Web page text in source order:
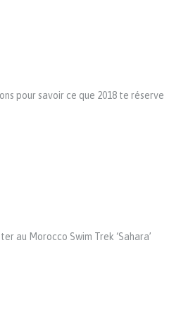
pour savoir ce que 2018 te réserve
au Morocco Swim Trek ‘Sahara’